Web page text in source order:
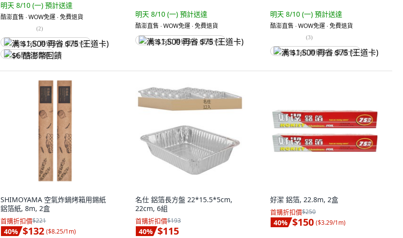
明天 8/10 (一) 預計送達
酷澎直售 ∙ WOW免運 ∙ 免費退貨
(2)
满 $1,500 再省 $75 (王道卡)
$6 酷澎幣回饋
明天 8/10 (一) 預計送達
酷澎直售 ∙ WOW免運 ∙ 免費退貨
满 $1,500 再省 $75 (王道卡)
明天 8/10 (一) 預計送達
酷澎直售 ∙ WOW免運 ∙ 免費退貨
(3)
满 $1,500 再省 $75 (王道卡)
SHIMOYAMA 空氣炸鍋烤箱用錫紙
鋁箔紙, 8m, 2盒
首購折扣價$221
40% $132 ($8.25/1m)
名仕 鋁箔長方盤 22*15.5*5cm,
22cm, 6組
首購折扣價$193
40% $115
好潔 鋁箔, 22.8m, 2盒
首購折扣價$250
40% $150 ($3.29/1m)